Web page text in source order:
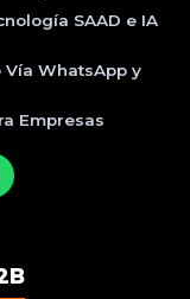
SAAD e IA
WhatsApp y
Empresas